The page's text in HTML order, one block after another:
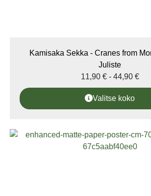
Kamisaka Sekka - Cranes from
Juliste
11,90 € - 44,90 €
Valitse koko